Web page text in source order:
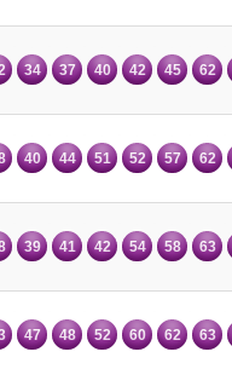
34 37 40 42 45 62
40 44 51 52 57 62
39 41 42 54 58 63
47 48 52 60 62 63